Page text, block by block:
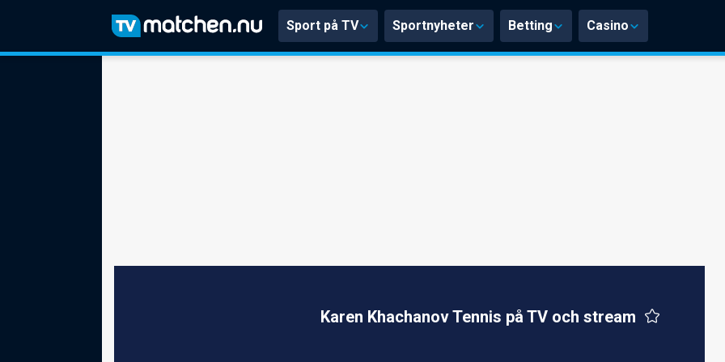
Sport på TV Sportnyheter Betting Casino
Karen Khachanov Tennis på TV och stream